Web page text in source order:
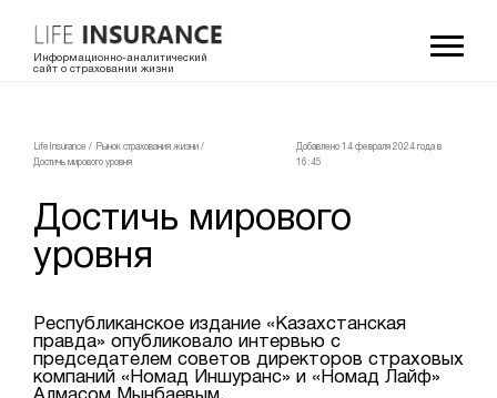
Информационно-аналитический
сайт о страховании жизни
LifeInsurance / Рынок страхования жизни /
Достичь мирового уровня
Добавлено 14 февраля 2024 года в
16:45
Достичь мирового
уровня
Республиканское издание «Казахстанская
правда» опубликовало интервью с
председателем советов директоров страховых
компаний «Номад Иншуранс» и «Номад Лайф»